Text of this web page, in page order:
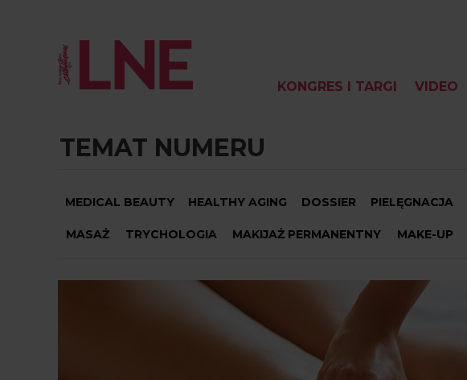
KONGRES I TARGI VIDEO
TEMAT NUMERU
MEDICAL BEAUTY HEALTHY AGING DOSSIER PIELĘGNACJA
MASAŻ TRYCHOLOGIA MAKIJAŻ PERMANENTNY MAKE-UP